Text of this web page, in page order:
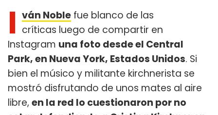
I ván Noble fue blanco de las
críticas luego de compartir en
Instagram una foto desde el Central
Park, en Nueva York, Estados Unidos. Si
bien el músico y militante kirchnerista se
mostró disfrutando de unos mates al aire
libre, en la red lo cuestionaron por no